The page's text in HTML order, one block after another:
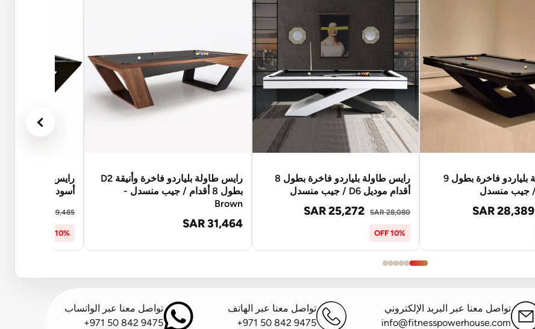
رايس طاولة بلياردو فاخرة بطول 9
SAR 28,389
رايس طاولة بلياردو فاخرة بطول 8
أقدام موديل D6 / جيب منسدل
SAR 25,272 SAR 28,080
10% OFF
رايس طاولة بلياردو فاخرة وأنيقة D2
بطول 8 أقدام / جيب منسدل -
Brown
SAR 31,464
أسود وذهبي
SAR 29,485
10% OFF
تواصل معنا عبر البريد الإلكتروني
info@fitnesspowerhouse.com
تواصل معنا عبر الهاتف
+971 50 842 9475
تواصل معنا عبر الواتساب
+971 50 842 9475